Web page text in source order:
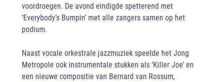
voordroegen. De avond eindigde spetterend met
‘Everybody’s Bumpin’ met alle zangers samen op het
podium.
Naast vocale orkestrale jazzmuziek speelde het Jong
Metropole ook instrumentale stukken als ‘Killer Joe’ en
een nieuwe compositie van Bernard van Rossum,